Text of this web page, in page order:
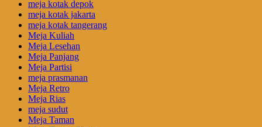
meja kotak depok
meja kotak jakarta
meja kotak tangerang
Meja Kuliah
Meja Lesehan
Meja Panjang
Meja Partisi
meja prasmanan
Meja Retro
Meja Rias
meja sudut
Meja Taman